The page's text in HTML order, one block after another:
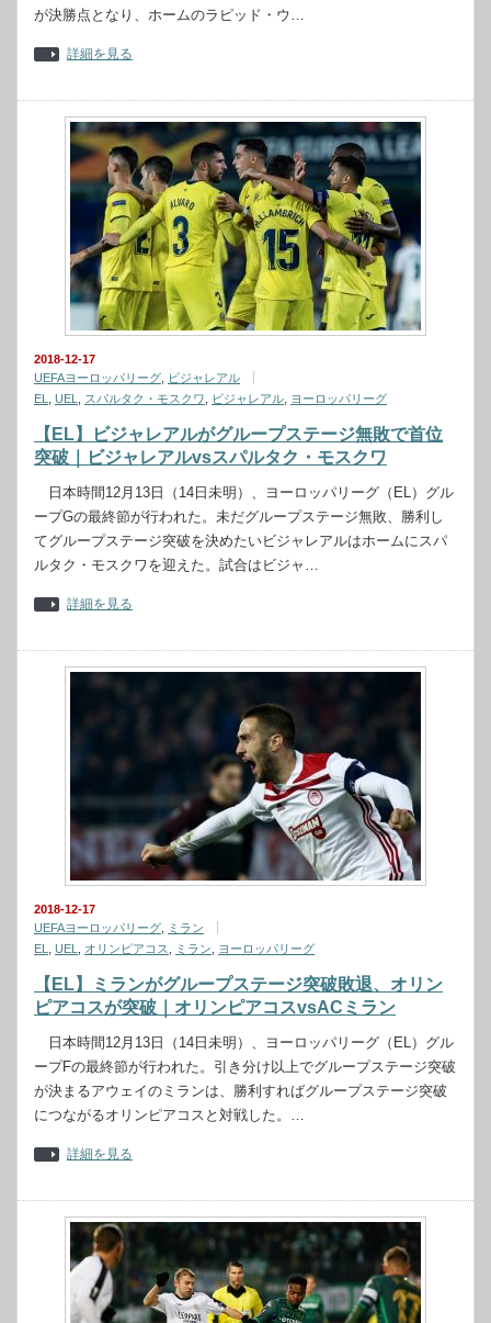
が決勝点となり、ホームのラピッド・ウ…
詳細を見る
2018-12-17
UEFAヨーロッパリーグ
ビジャレアル
EL
UEL スパルタク・モスクワ ビジャレアル ヨーロッパリーグ
【EL】ビジャレアルがグループステージ無敗で首位
突破｜ビジャレアルvsスパルタク・モスクワ
日本時間12月13日（14日未明）、ヨーロッパリーグ（EL）グル
ープGの最終節が行われた。未だグループステージ無敗、勝利し
てグループステージ突破を決めたいビジャレアルはホームにスパ
ルタク・モスクワを迎えた。試合はビジャ…
詳細を見る
2018-12-17
UEFAヨーロッパリーグ
ミラン
EL
UEL オリンピアコス ミラン ヨーロッパリーグ
【EL】ミランがグループステージ突破敗退、オリン
ピアコスが突破｜オリンピアコスvsACミラン
日本時間12月13日（14日未明）、ヨーロッパリーグ（EL）グル
ープFの最終節が行われた。引き分け以上でグループステージ突破
が決まるアウェイのミランは、勝利すればグループステージ突破
につながるオリンピアコスと対戦した。…
詳細を見る